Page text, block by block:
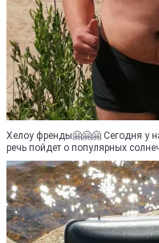
Хелоу френды🤗🤗🤗 Сегодня у
речь пойдет о популярных